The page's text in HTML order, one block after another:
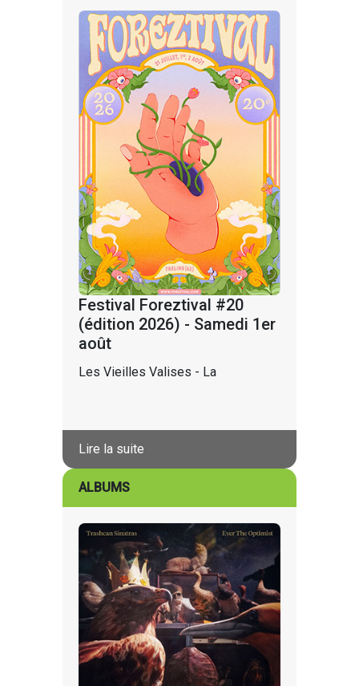
Festival Foreztival #20
(édition 2026) - Samedi 1er
août
Les Vieilles Valises - La
Lire la suite
ALBUMS